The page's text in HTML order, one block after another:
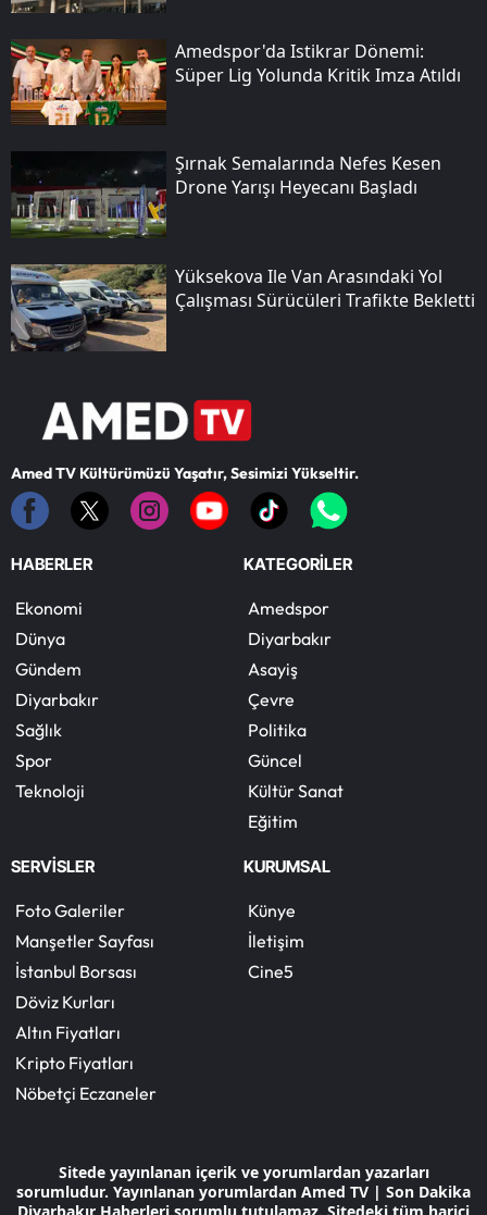
Amedspor'da Istikrar Dönemi:
Süper Lig Yolunda Kritik Imza Atıldı
Şırnak Semalarında Nefes Kesen
Drone Yarışı Heyecanı Başladı
Yüksekova Ile Van Arasındaki Yol
Çalışması Sürücüleri Trafikte Bekletti
Amed TV Kültürümüzü Yaşatır, Sesimizi Yükseltir.
HABERLER
Ekonomi
Dünya
Gündem
Diyarbakır
Sağlık
Spor
Teknoloji
KATEGORİLER
Amedspor
Diyarbakır
Asayiş
Çevre
Politika
Güncel
Kültür Sanat
Eğitim
SERVİSLER
Foto Galeriler
Manşetler Sayfası
İstanbul Borsası
Döviz Kurları
Altın Fiyatları
Kripto Fiyatları
Nöbetçi Eczaneler
KURUMSAL
Künye
İletişim
Cine5
Sitede yayınlanan içerik ve yorumlardan yazarları
sorumludur. Yayınlanan yorumlardan Amed TV | Son Dakika